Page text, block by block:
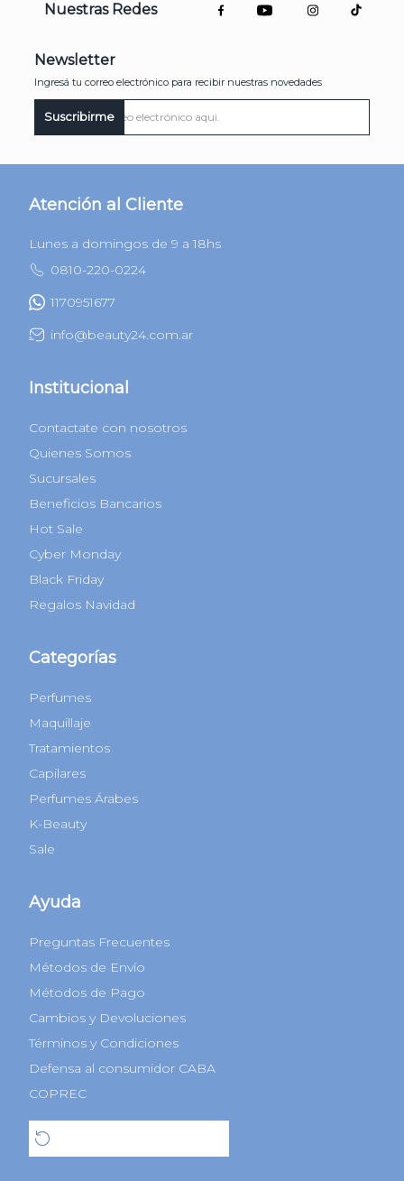
Nuestras Redes
Newsletter
Ingresá tu correo electrónico para recibir nuestras novedades
Suscribirme
Atención al Cliente
Lunes a domingos de 9 a 18hs
0810-220-0224
1170951677
info@beauty24.com.ar
Institucional
Contactate con nosotros
Quienes Somos
Sucursales
Beneficios Bancarios
Hot Sale
Cyber Monday
Black Friday
Regalos Navidad
Categorías
Perfumes
Maquillaje
Tratamientos
Capilares
Perfumes Árabes
K-Beauty
Sale
Ayuda
Preguntas Frecuentes
Métodos de Envío
Métodos de Pago
Cambios y Devoluciones
Términos y Condiciones
Defensa al consumidor CABA
COPREC